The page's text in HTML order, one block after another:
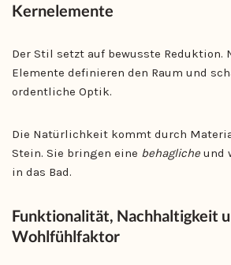
Kernelemente
Der Stil setzt auf bewusste Reduktion.
Elemente definieren den Raum und
ordentliche Optik.
Die Natürlichkeit kommt durch
Stein. Sie bringen eine behagliche und
in das Bad.
Funktionalität, Nachhaltigkeit
Wohlfühlfaktor